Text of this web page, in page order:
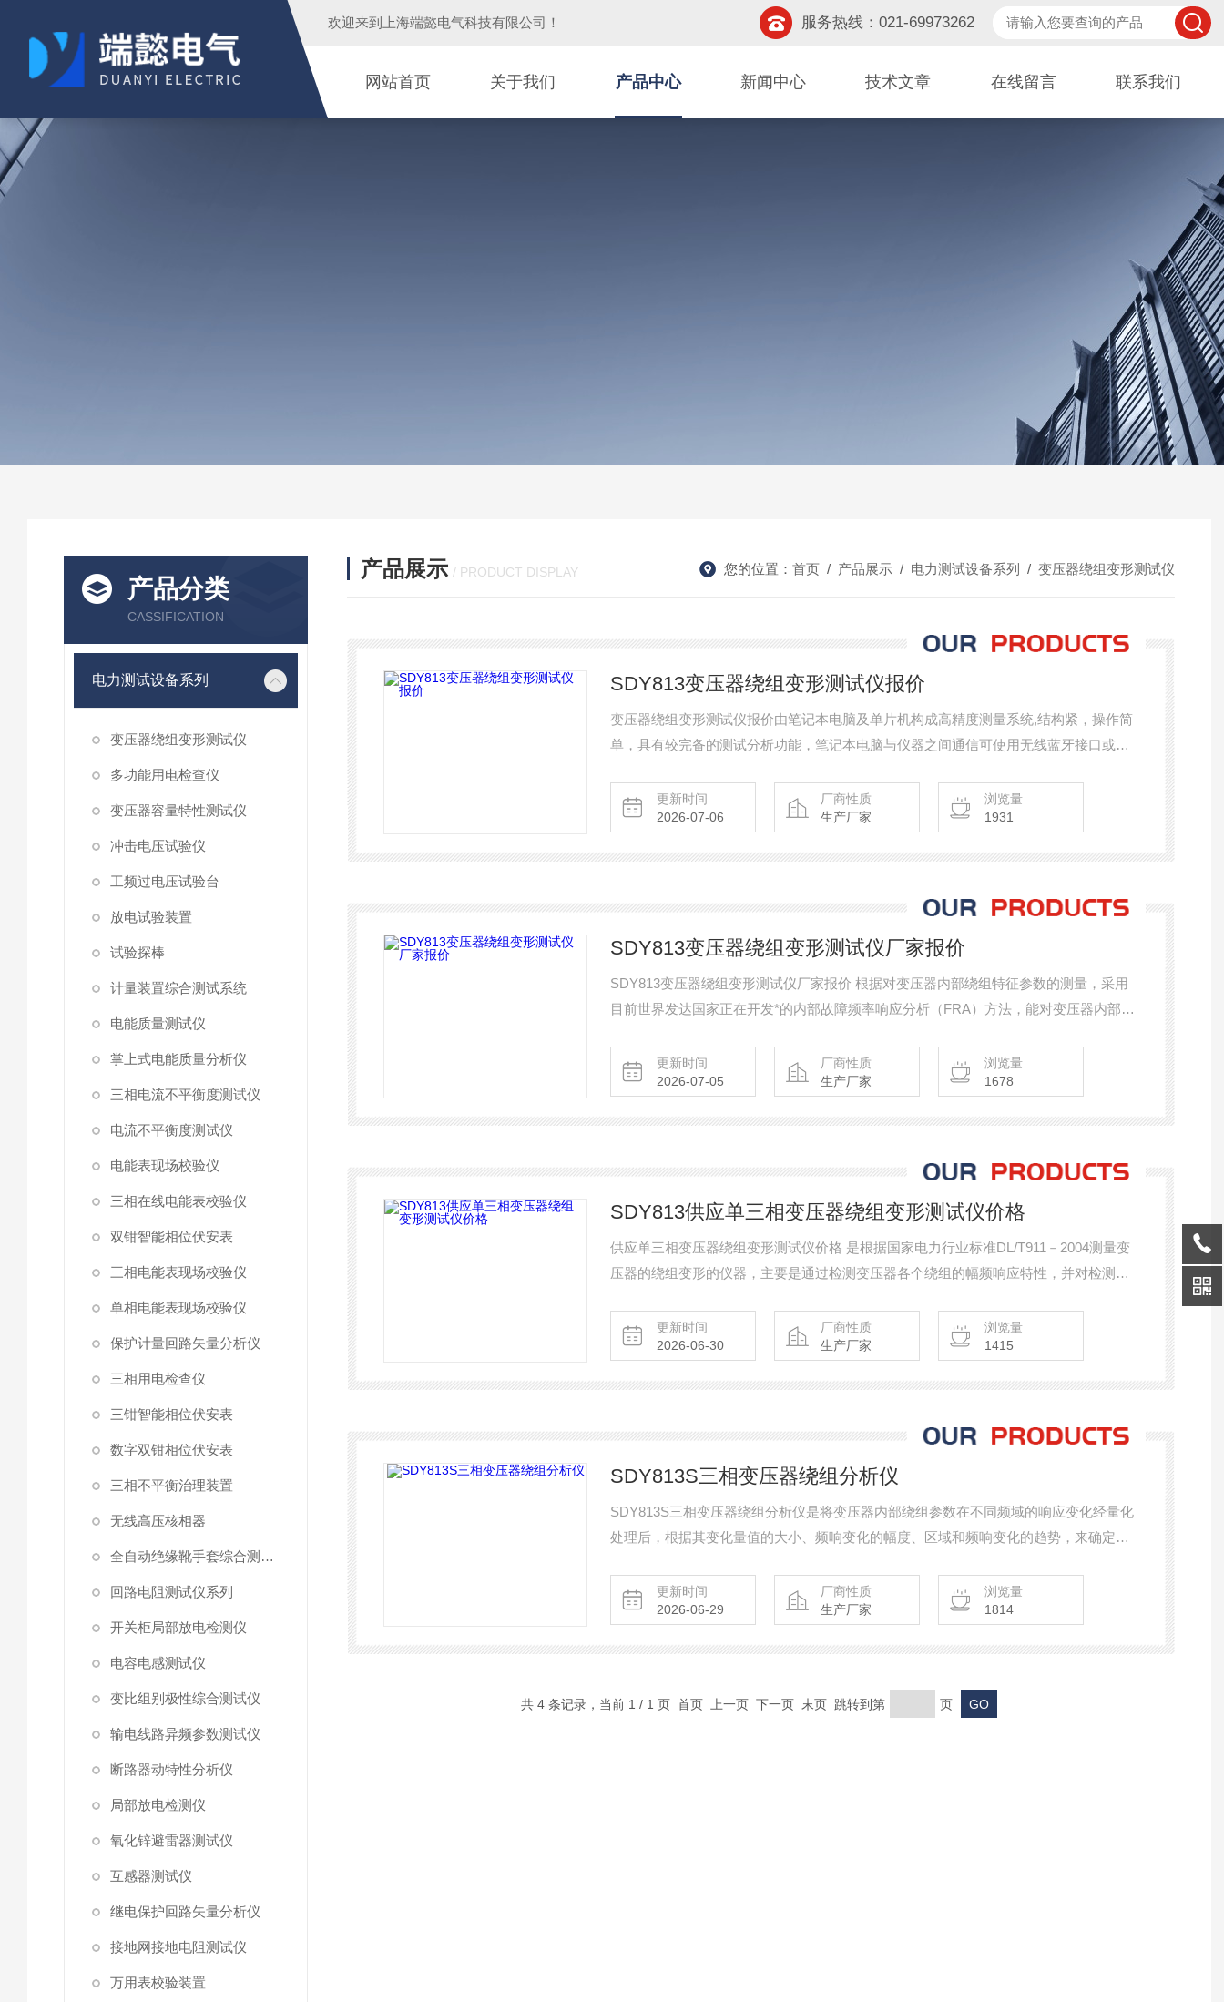
欢迎来到 上海端懿电气科技有限公司 ！ 服务热线：021-69973262
网站首页 关于我们 产品中心 新闻中心 技术文章 在线留言 联系我们
产品分类
CASSIFICATION
电力测试设备系列
变压器绕组变形测试仪
多功能用电检查仪
变压器容量特性测试仪
冲击电压试验仪
工频过电压试验台
放电试验装置
试验探棒
计量装置综合测试系统
电能质量测试仪
掌上式电能质量分析仪
三相电流不平衡度测试仪
电流不平衡度测试仪
电能表现场校验仪
三相在线电能表校验仪
双钳智能相位伏安表
三相电能表现场校验仪
单相电能表现场校验仪
保护计量回路矢量分析仪
三相用电检查仪
三钳智能相位伏安表
数字双钳相位伏安表
三相不平衡治理装置
无线高压核相器
全自动绝缘靴手套综合测试仪
回路电阻测试仪系列
开关柜局部放电检测仪
电容电感测试仪
变比组别极性综合测试仪
输电线路异频参数测试仪
断路器动特性分析仪
局部放电检测仪
氧化锌避雷器测试仪
互感器测试仪
继电保护回路矢量分析仪
接地网接地电阻测试仪
万用表校验装置
产品展示 / PRODUCT DISPLAY 您的位置： 首页 / 产品展示 / 电力测试设备系列 / 变压器绕组变形测试仪
SDY813变压器绕组变形测试仪报价
变压器绕组变形测试仪报价由笔记本电脑及单片机构成高精度测量系统,结构紧，操作简
单，具有较完备的测试分析功能，笔记本电脑与仪器之间通信可使用无线蓝牙接口或者
更新时间
2026-07-06
厂商性质
生产厂家
浏览量
1931
SDY813变压器绕组变形测试仪厂家报价
SDY813变压器绕组变形测试仪厂家报价 根据对变压器内部绕组特征参数的测量，采用
目前世界发达国家正在开发*的内部故障频率响应分析（FRA）方法，能对变压器内部故
更新时间
2026-07-05
厂商性质
生产厂家
浏览量
1678
SDY813供应单三相变压器绕组变形测试仪价格
供应单三相变压器绕组变形测试仪价格 是根据国家电力行业标准DL/T911－2004测量变
压器的绕组变形的仪器，主要是通过检测变压器各个绕组的幅频响应特性，并对检测结
形。
更新时间
2026-06-30
厂商性质
生产厂家
浏览量
1415
SDY813S三相变压器绕组分析仪
SDY813S三相变压器绕组分析仪是将变压器内部绕组参数在不同频域的响应变化经量化
处理后，根据其变化量值的大小、频响变化的幅度、区域和频响变化的趋势，来确定变
是否需要进行大修。
更新时间
2026-06-29
厂商性质
生产厂家
浏览量
1814
共 4 条记录，当前 1 / 1 页 首页 上一页 下一页 末页 跳转到第 页